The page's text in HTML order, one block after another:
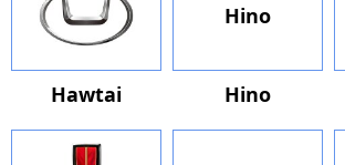
Hawtai
Hino
Hino